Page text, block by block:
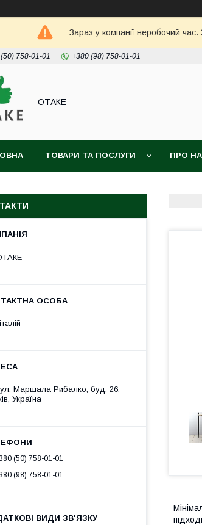
Зараз у компанії неробочий
758-01-01 +380 (98) 758-01-01
ОТАКЕ
ТОВАРИ ТА ПОСЛУГИ ПРО
Маршала Рибалко, буд. 26,
Україна
(50) 758-01-01
(98) 758-01-01